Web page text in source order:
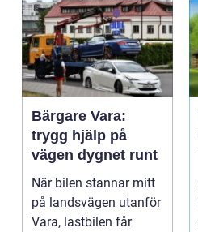
Bärgare Vara:
trygg hjälp på
vägen dygnet runt
När bilen stannar mitt
på landsvägen utanför
Vara, lastbilen får